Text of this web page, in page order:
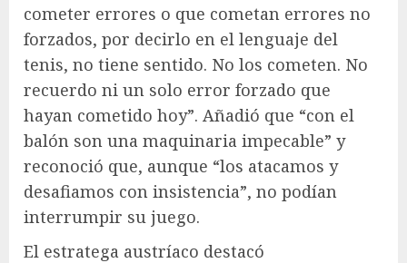
cometer errores o que cometan errores no
forzados, por decirlo en el lenguaje del
tenis, no tiene sentido. No los cometen. No
recuerdo ni un solo error forzado que
hayan cometido hoy”. Añadió que “con el
balón son una maquinaria impecable” y
reconoció que, aunque “los atacamos y
desafiamos con insistencia”, no podían
interrumpir su juego.
El estratega austríaco destacó